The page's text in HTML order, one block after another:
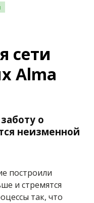
сети
Alma
о
неизменной
построили
и стремятся
так, что